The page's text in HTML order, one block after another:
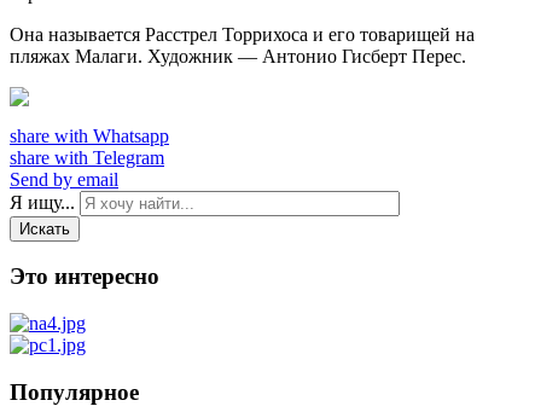
Она называется Расстрел Торрихоса и его товарищей на
пляжах Малаги. Художник — Антонио Гисберт Перес.
share with Whatsapp
share with Telegram
Send by email
Я ищу...
Искать
Это интересно
Популярное